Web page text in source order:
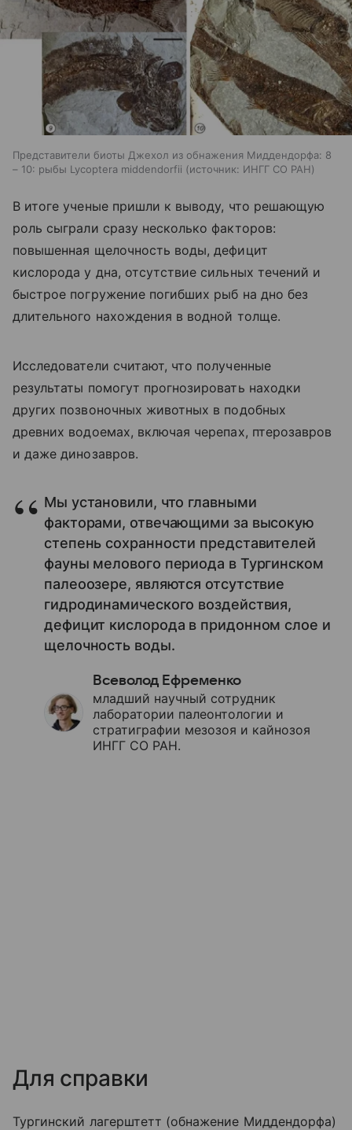
Представители биоты Джехол из обнажения Миддендорфа: 8
– 10: рыбы Lycoptera middendorfii
источник: ИНГГ СО РАН
В итоге ученые пришли к выводу, что решающую
роль сыграли сразу несколько факторов:
повышенная щелочность воды, дефицит
кислорода у дна, отсутствие сильных течений и
быстрое погружение погибших рыб на дно без
длительного нахождения в водной толще.
Исследователи считают, что полученные
результаты помогут прогнозировать находки
других позвоночных животных в подобных
древних водоемах, включая черепах, птерозавров
и даже динозавров.
Мы установили, что главными
факторами, отвечающими за высокую
степень сохранности представителей
фауны мелового периода в Тургинском
палеоозере, являются отсутствие
гидродинамического воздействия,
дефицит кислорода в придонном слое и
щелочность воды.
Всеволод Ефременко
младший научный сотрудник
лаборатории палеонтологии и
стратиграфии мезозоя и кайнозоя
ИНГГ СО РАН.
Для справки
Тургинский лагерштетт (обнажение Миддендорфа)